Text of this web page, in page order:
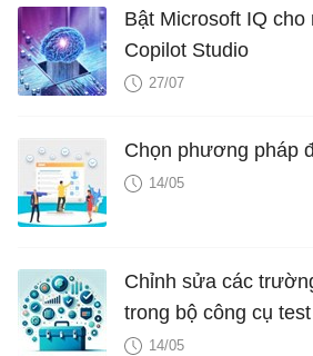
Bật Microsoft IQ cho
Copilot Studio
27/07
Chọn phương pháp
14/05
Chỉnh sửa các
trong bộ công cụ test
14/05